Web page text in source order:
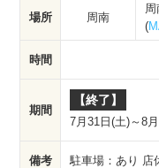
場所 周南
(
期間
【終了】
7月31日(土)～8
時間
備考 駐車場：あり 店